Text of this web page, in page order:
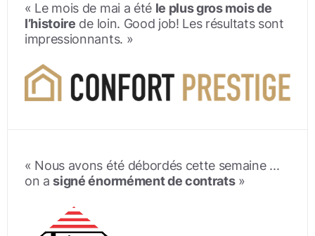
« Le mois de mai a été le plus gros mois de
l’histoire de loin. Good job! Les résultats sont
impressionnants. »
« Nous avons été débordés cette semaine ...
on asigné énormément de contrats»